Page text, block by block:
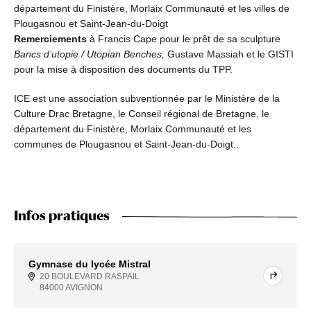
département du Finistère, Morlaix Communauté et les villes de
Plougasnou et Saint-Jean-du-Doigt
Remerciements à Francis Cape pour le prêt de sa sculpture
Bancs d’utopie / Utopian Benches, Gustave Massiah et le GISTI
pour la mise à disposition des documents du TPP.
ICE est une association subventionnée par le Ministère de la
Culture Drac Bretagne, le Conseil régional de Bretagne, le
département du Finistère, Morlaix Communauté et les
communes de Plougasnou et Saint-Jean-du-Doigt..
Infos pratiques
Gymnase du lycée Mistral
20 BOULEVARD RASPAIL
84000 AVIGNON